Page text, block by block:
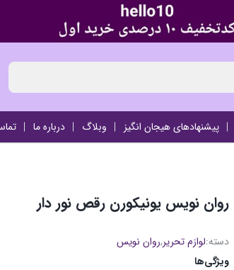
پیشنهادهای هیجان انگیز وبلاگ درباره ما
روان نویس یونیکورن رقص نور دار
دسته:لوازم تحریر,روان نویس
ویژگی‌ها